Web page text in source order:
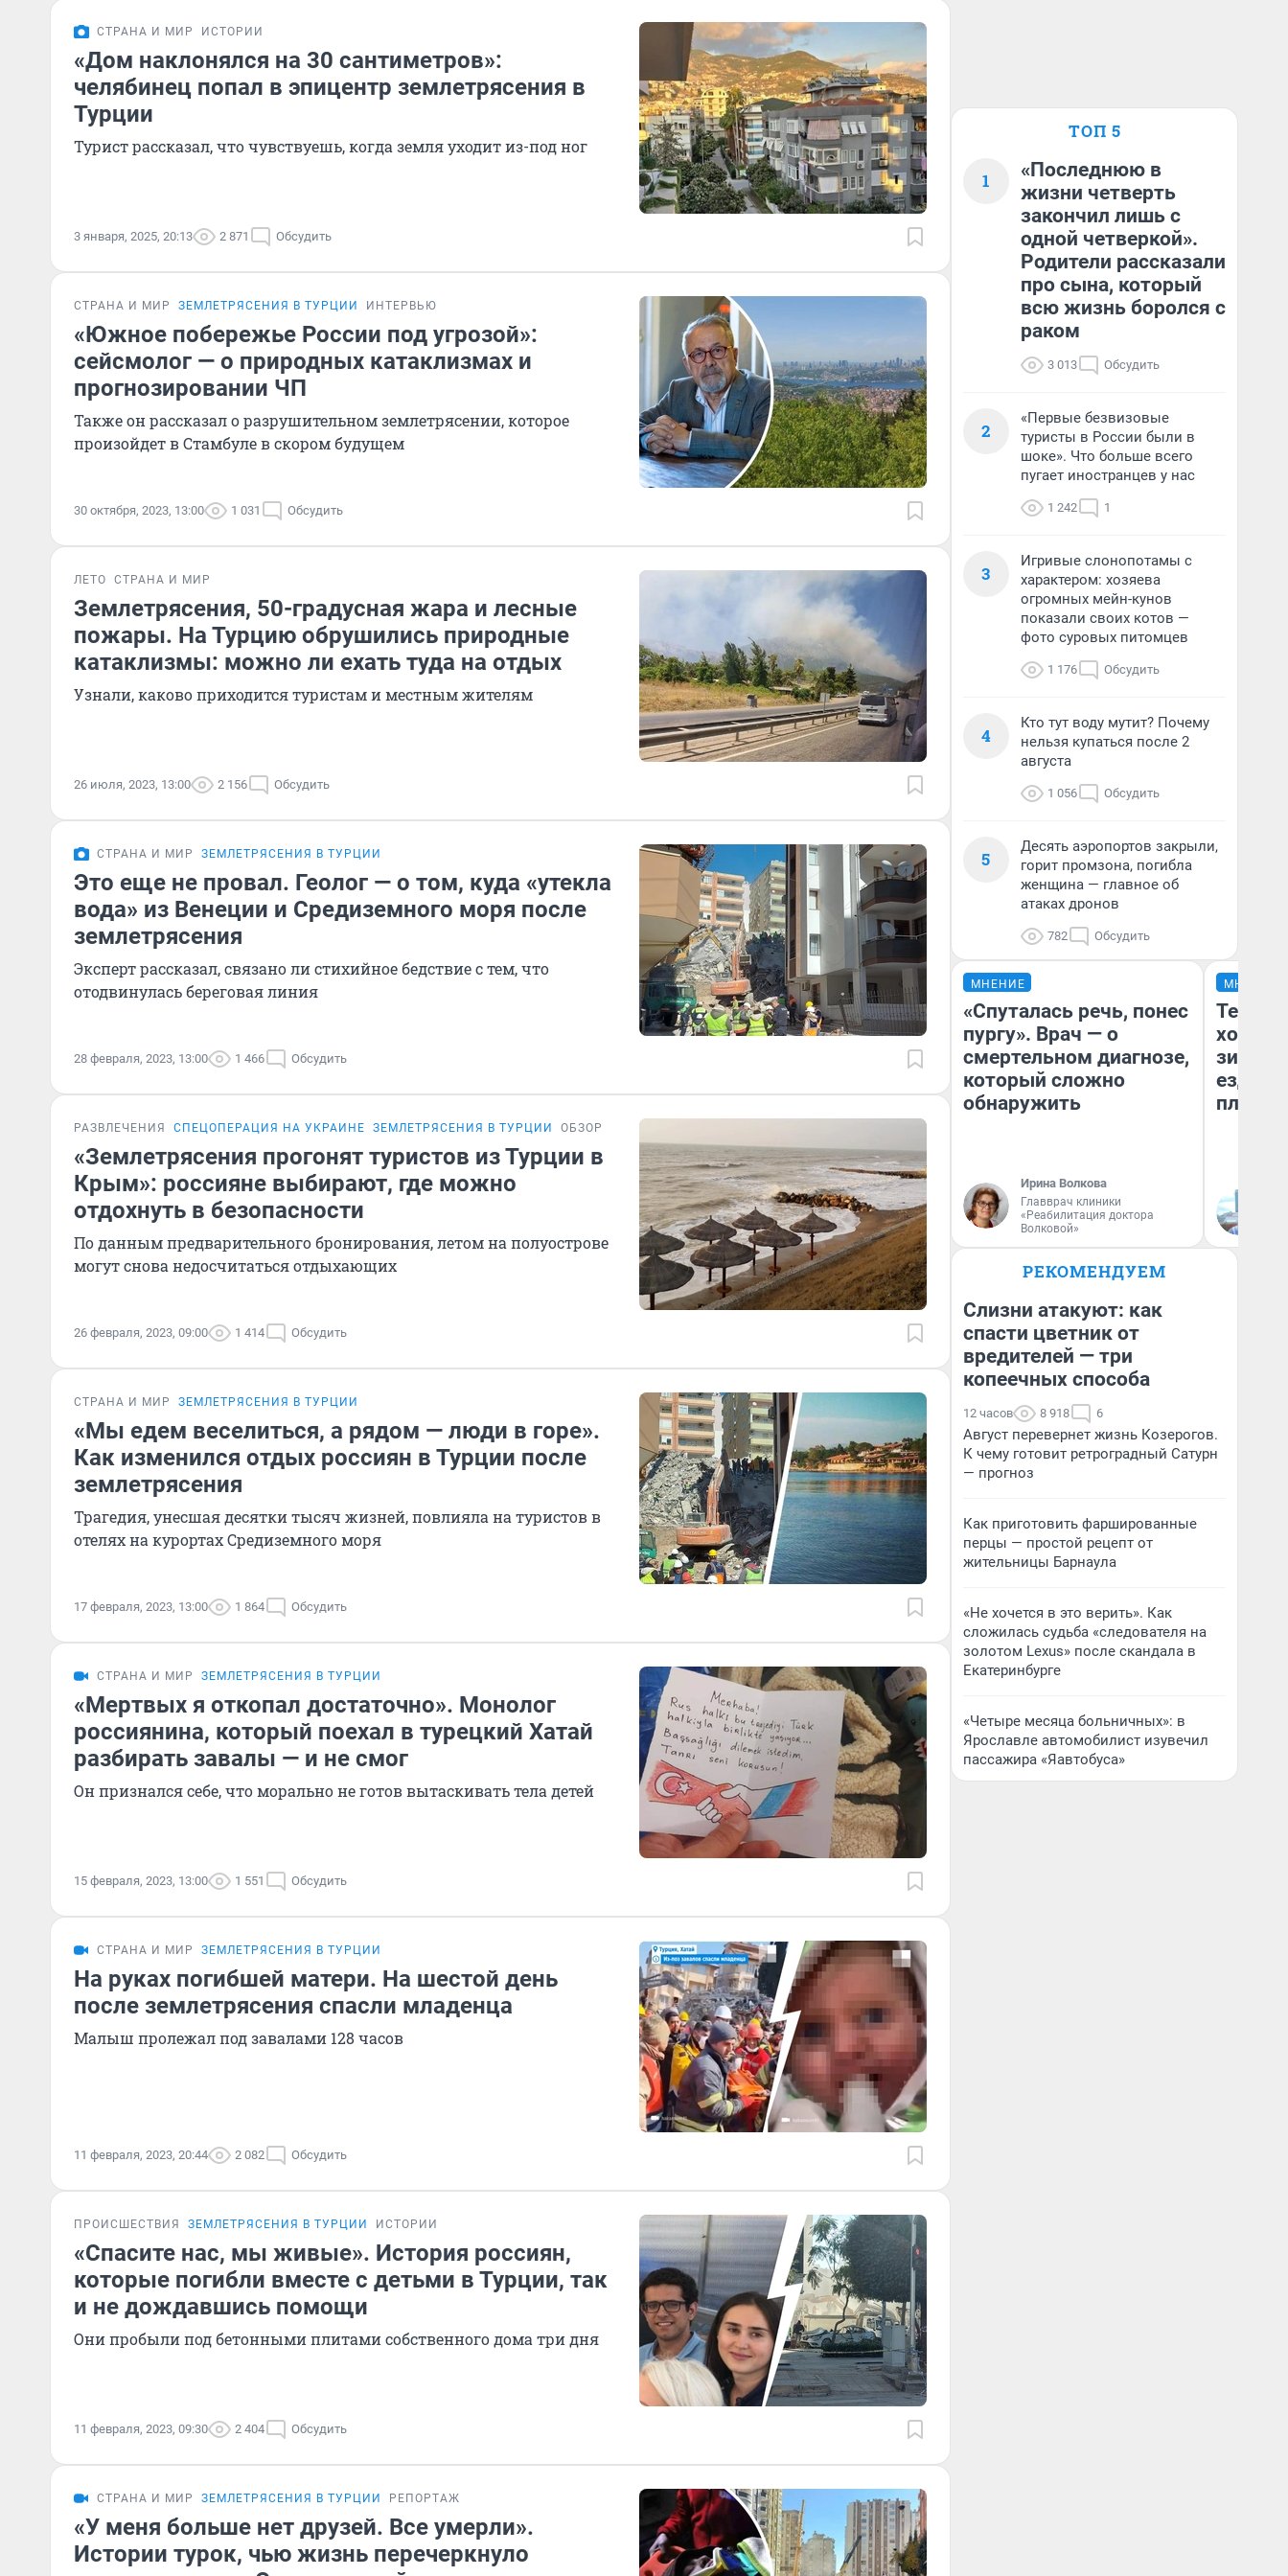
СТРАНА И МИР ИСТОРИИ
«Дом наклонялся на 30 сантиметров»:
челябинец попал в эпицентр землетрясения в
Турции
Турист рассказал, что чувствуешь, когда земля уходит из-под ног
3 января, 2025, 20:13 2 871 Обсудить
СТРАНА И МИР ЗЕМЛЕТРЯСЕНИЯ В ТУРЦИИ ИНТЕРВЬЮ
«Южное побережье России под угрозой»:
сейсмолог — о природных катаклизмах и
прогнозировании ЧП
Также он рассказал о разрушительном землетрясении, которое
произойдет в Стамбуле в скором будущем
30 октября, 2023, 13:00 1 031 Обсудить
ЛЕТО СТРАНА И МИР
Землетрясения, 50-градусная жара и лесные
пожары. На Турцию обрушились природные
катаклизмы: можно ли ехать туда на отдых
Узнали, каково приходится туристам и местным жителям
26 июля, 2023, 13:00 2 156 Обсудить
СТРАНА И МИР ЗЕМЛЕТРЯСЕНИЯ В ТУРЦИИ
Это еще не провал. Геолог — о том, куда «утекла
вода» из Венеции и Средиземного моря после
землетрясения
Эксперт рассказал, связано ли стихийное бедствие с тем, что
отодвинулась береговая линия
28 февраля, 2023, 13:00 1 466 Обсудить
РАЗВЛЕЧЕНИЯ СПЕЦОПЕРАЦИЯ НА УКРАИНЕ ЗЕМЛЕТРЯСЕНИЯ В ТУРЦИИ ОБЗОР
«Землетрясения прогонят туристов из Турции в
Крым»: россияне выбирают, где можно
отдохнуть в безопасности
По данным предварительного бронирования, летом на полуострове
могут снова недосчитаться отдыхающих
26 февраля, 2023, 09:00 1 414 Обсудить
СТРАНА И МИР ЗЕМЛЕТРЯСЕНИЯ В ТУРЦИИ
«Мы едем веселиться, а рядом — люди в горе».
Как изменился отдых россиян в Турции после
землетрясения
Трагедия, унесшая десятки тысяч жизней, повлияла на туристов в
отелях на курортах Средиземного моря
17 февраля, 2023, 13:00 1 864 Обсудить
СТРАНА И МИР ЗЕМЛЕТРЯСЕНИЯ В ТУРЦИИ
«Мертвых я откопал достаточно». Монолог
россиянина, который поехал в турецкий Хатай
разбирать завалы — и не смог
Он признался себе, что морально не готов вытаскивать тела детей
15 февраля, 2023, 13:00 1 551 Обсудить
СТРАНА И МИР ЗЕМЛЕТРЯСЕНИЯ В ТУРЦИИ
На руках погибшей матери. На шестой день
после землетрясения спасли младенца
Малыш пролежал под завалами 128 часов
11 февраля, 2023, 20:44 2 082 Обсудить
ПРОИСШЕСТВИЯ ЗЕМЛЕТРЯСЕНИЯ В ТУРЦИИ ИСТОРИИ
«Спасите нас, мы живые». История россиян,
которые погибли вместе с детьми в Турции, так
и не дождавшись помощи
Они пробыли под бетонными плитами собственного дома три дня
11 февраля, 2023, 09:30 2 404 Обсудить
СТРАНА И МИР ЗЕМЛЕТРЯСЕНИЯ В ТУРЦИИ РЕПОРТАЖ
«У меня больше нет друзей. Все умерли».
Истории турок, чью жизнь перечеркнуло
ТОП 5
1
«Последнюю в
жизни четверть
закончил лишь с
одной четверкой».
Родители рассказали
про сына, который
всю жизнь боролся с
раком
3 013 Обсудить
2
«Первые безвизовые
туристы в России были в
шоке». Что больше всего
пугает иностранцев у нас
1 242 1
3
Игривые слонопотамы с
характером: хозяева
огромных мейн-кунов
показали своих котов —
фото суровых питомцев
1 176 Обсудить
4
Кто тут воду мутит? Почему
нельзя купаться после 2
августа
1 056 Обсудить
5
Десять аэропортов закрыли,
горит промзона, погибла
женщина — главное об
атаках дронов
782 Обсудить
МНЕНИЕ
«Спуталась речь, понес
пургу». Врач — о
смертельном диагнозе,
который сложно
обнаружить
Ирина Волкова
Главврач клиники
«Реабилитация доктора
Волковой»
МНЕНИЕ
Тепло
зимой.
ездит
плюсы
РЕКОМЕНДУЕМ
Слизни атакуют: как
спасти цветник от
вредителей — три
копеечных способа
12 часов 8 918 6
Август перевернет жизнь Козерогов.
К чему готовит ретроградный Сатурн
— прогноз
Как приготовить фаршированные
перцы — простой рецепт от
жительницы Барнаула
«Не хочется в это верить». Как
сложилась судьба «следователя на
золотом Lexus» после скандала в
Екатеринбурге
«Четыре месяца больничных»: в
Ярославле автомобилист изувечил
пассажира «Яавтобуса»